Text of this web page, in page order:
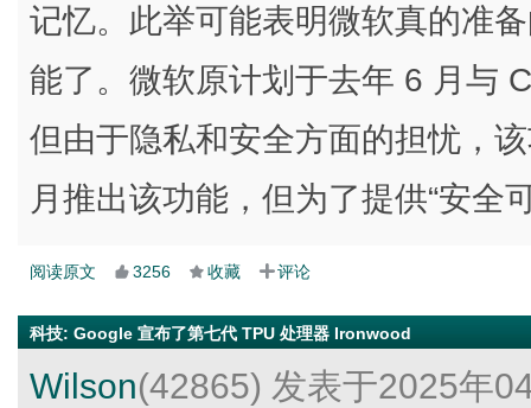
记忆。此举可能表明微软真的准
能了。微软原计划于去年 6 月与
但由于隐私和安全方面的担忧，
月推出该功能，但为了提供“安全
阅读原文 3256 收藏 评论
科技: Google 宣布了第七代 TPU 处理器 Ironwood
Wilson(42865) 发表于2025年